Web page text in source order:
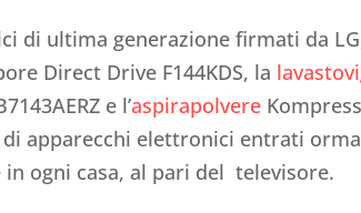
di ultima generazione firmati da
Direct Drive F144KDS, la
e l’aspirapolvere
apparecchi elettronici entrati
ogni casa, al pari del televisore.